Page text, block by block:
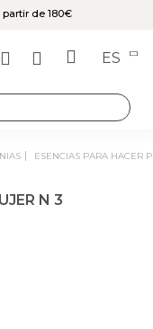
de 180€
ES
ESENCIAS PARA HACER